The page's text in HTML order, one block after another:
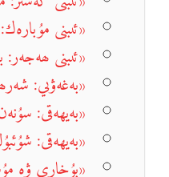
«ئىبنى
«ئىبنى ھەجەر:
«بەغەۋىي:
«بەيھەقى:
«بەيھەقى:
«بۇخارى ۋە